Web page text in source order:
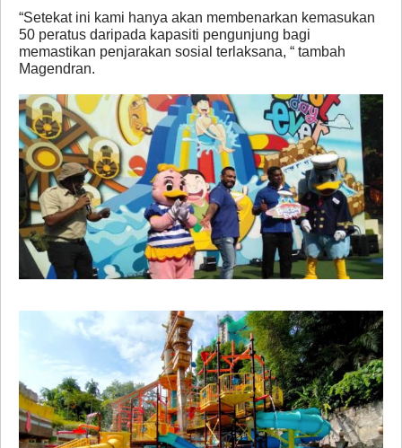
“Setekat ini kami hanya akan membenarkan kemasukan
50 peratus daripada kapasiti pengunjung bagi
memastikan penjarakan sosial terlaksana, “ tambah
Magendran.